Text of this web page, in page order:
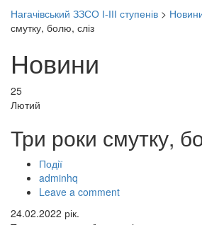
Нагачівський ЗЗСО І-ІІІ ступенів >
смутку, болю, сліз
Новини
25
Лютий
Три роки смутку,
Події
Author
adminhq
Leave a comment
24.02.2022 рік.